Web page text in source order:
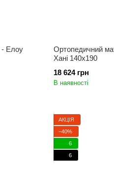
- Елоу
Ортопедичний
Хані 140x190
18 624 грн
В наявності
АКЦІЯ
−40%
6
6